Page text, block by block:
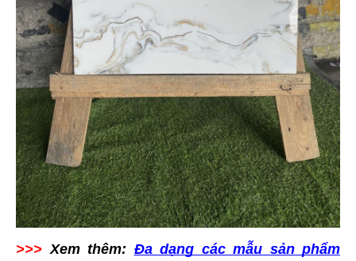
>>> Xem thêm: Đa dạng các mẫu sản phẩm